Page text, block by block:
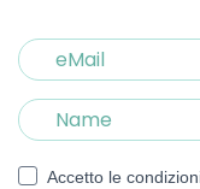
Accetto le